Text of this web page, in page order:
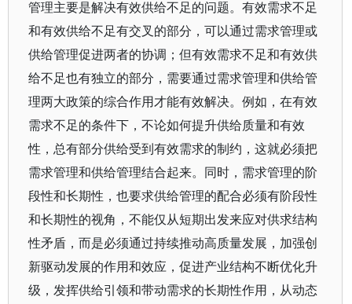
管理主要是解决有效供给不足的问题。有效需求不足
和有效供给不足有交叉的部分，可以通过需求管理或
供给管理促进两者的协调；但有效需求不足和有效供
给不足也有独立的部分，需要通过需求管理和供给管
理两大政策的综合作用才能有效解决。例如，在有效
需求不足的条件下，不论如何提升供给质量和有效
性，总有部分供给受到有效需求的制约，这就必须把
需求管理和供给管理结合起来。同时，需求管理的阶
段性和长期性，也要求供给管理的配合必须有阶段性
和长期性的视角，不能仅从短期出发来应对供求结构
性矛盾，而是必须通过持续推动高质量发展，加强创
新驱动发展的作用和效应，促进产业结构不断优化升
级，发挥供给引领和带动需求的长期性作用，从动态